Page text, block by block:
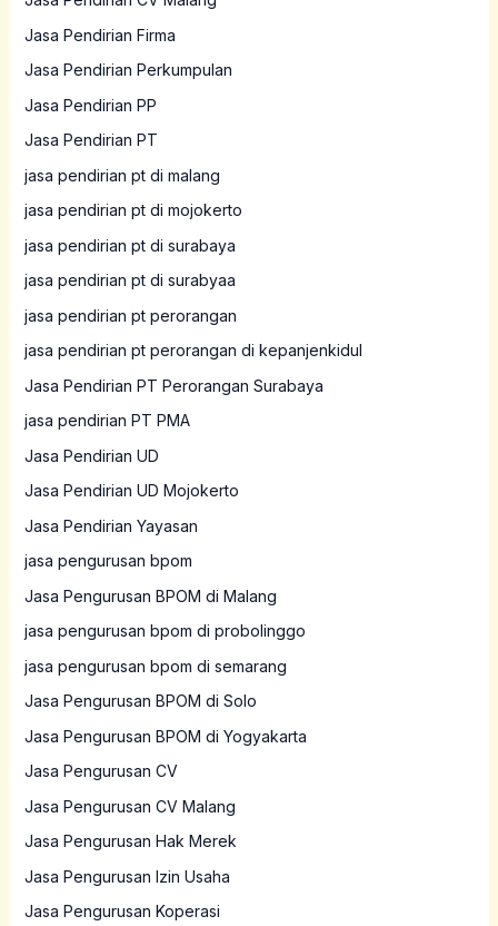
Jasa Pendirian Firma
Jasa Pendirian Perkumpulan
Jasa Pendirian PP
Jasa Pendirian PT
jasa pendirian pt di malang
jasa pendirian pt di mojokerto
jasa pendirian pt di surabaya
jasa pendirian pt di surabyaa
jasa pendirian pt perorangan
jasa pendirian pt perorangan di kepanjenkidul
Jasa Pendirian PT Perorangan Surabaya
jasa pendirian PT PMA
Jasa Pendirian UD
Jasa Pendirian UD Mojokerto
Jasa Pendirian Yayasan
jasa pengurusan bpom
Jasa Pengurusan BPOM di Malang
jasa pengurusan bpom di probolinggo
jasa pengurusan bpom di semarang
Jasa Pengurusan BPOM di Solo
Jasa Pengurusan BPOM di Yogyakarta
Jasa Pengurusan CV
Jasa Pengurusan CV Malang
Jasa Pengurusan Hak Merek
Jasa Pengurusan Izin Usaha
Jasa Pengurusan Koperasi